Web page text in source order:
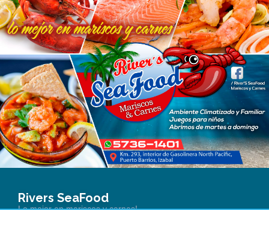
Rivers SeaFood
Lo mejor en mariscos y carnes!